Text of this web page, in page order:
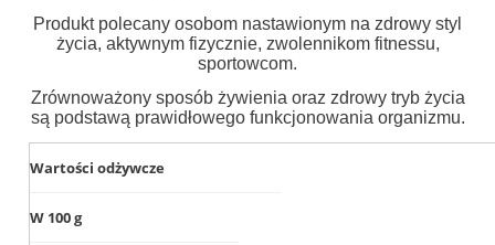
Produkt polecany osobom nastawionym na zdrowy styl
życia, aktywnym fizycznie, zwolennikom fitnessu,
sportowcom.
Zrównoważony sposób żywienia oraz zdrowy tryb życia
są podstawą prawidłowego funkcjonowania organizmu.
Wartości odżywcze
W 100 g